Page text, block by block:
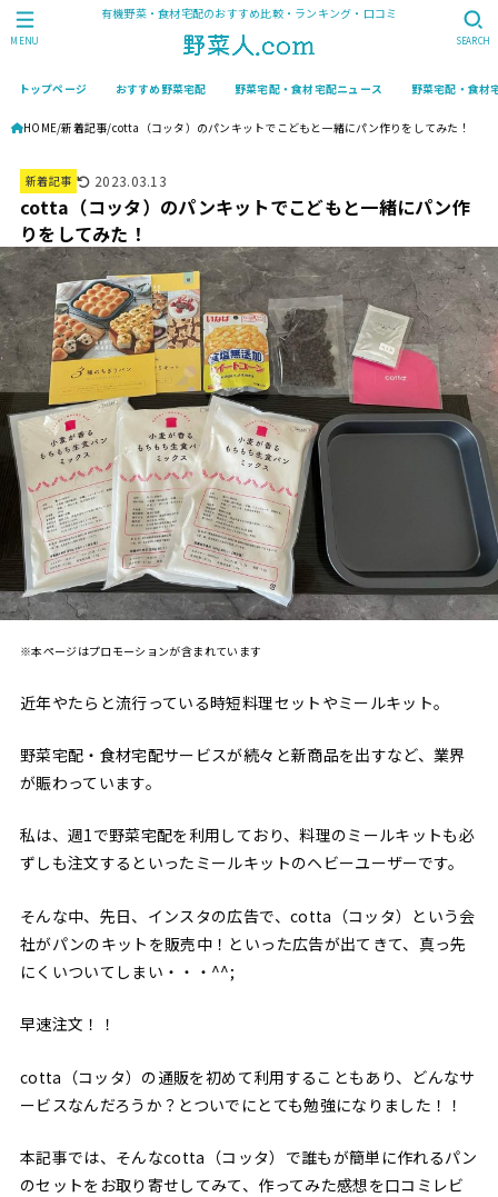
有機野菜・食材宅配のおすすめ比較・ランキング・口コミ
トップページ おすすめ野菜宅配 野菜宅配・食材宅配ニュース 野菜宅配・食材
SEARCH
MENU
HOME 新着記事 cotta（コッタ）のパンキットでこどもと一緒にパン作りをしてみた！
新着記事 2023.03.13
cotta（コッタ）のパンキットでこどもと一緒にパン作
りをしてみた！
※本ページはプロモーションが含まれています
近年やたらと流行っている時短料理セットやミールキット。
野菜宅配・食材宅配サービスが続々と新商品を出すなど、業界
が賑わっています。
私は、週1で野菜宅配を利用しており、料理のミールキットも必
ずしも注文するといったミールキットのヘビーユーザーです。
そんな中、先日、インスタの広告で、cotta（コッタ）という会
社がパンのキットを販売中！といった広告が出てきて、真っ先
にくいついてしまい・・・^^;
早速注文！！
cotta（コッタ）の通販を初めて利用することもあり、どんなサ
ービスなんだろうか？とついでにとても勉強になりました！！
本記事では、そんなcotta（コッタ）で誰もが簡単に作れるパン
のセットをお取り寄せしてみて、作ってみた感想を口コミレビ